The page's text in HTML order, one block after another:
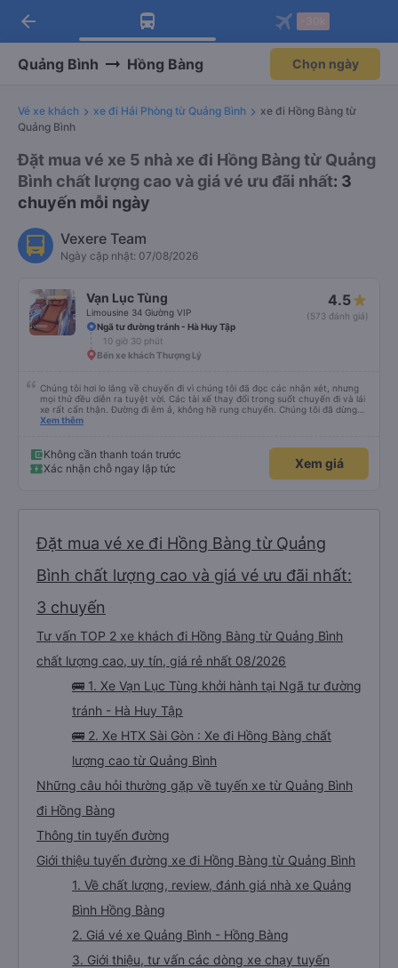
Tải app Vexere ngay!
Nhận ưu đãi thành viên độc
Mở app
Tải app Vexere
-30k/ghế khi đặt vé máy bay qua
Mở app
arrow_back
Quảng Bình Hồng Bàng Chọn ngày
Vé xe khách xe đi Hải Phòng từ Quảng Bình
xe đi Hồng Bàng từ
Quảng Bình
Đặt mua vé xe 5 nhà xe đi Hồng Bàng từ Quảng
Bình chất lượng cao và giá vé ưu đãi nhất: 3
chuyến mỗi ngày
Vexere Team
Ngày cập nhật: 07/08/2026
Vạn Lục Tùng
Limousine 34 Giường VIP
4.5
(573 đánh giá)
Ngã tư đường tránh - Hà Huy Tập
10 giờ 30 phút
Bến xe khách Thượng Lý
Chúng tôi hơi lo lắng về chuyến đi vì chúng tôi đã đọc các nhận xét, nhưng
mọi thứ đều diễn ra tuyệt vời. Các tài xế thay đổi trong suốt chuyến đi và lái
xe rất cẩn thận. Đường đi êm ả, không hề rung chuyển. Chúng tôi đã dừng
đủ số lần để đi vệ sinh và dừng lại để ăn tối. Nhìn chung, ghế ngồi có thể hơi
Xem thêm
Không cần thanh toán trước
Xác nhận chỗ ngay lập tức
Xem giá
Đặt mua vé xe đi Hồng Bàng từ Quảng
Bình chất lượng cao và giá vé ưu đãi nhất:
3 chuyến
Tư vấn TOP 2 xe khách đi Hồng Bàng từ Quảng Bình
chất lượng cao, uy tín, giá rẻ nhất 08/2026
🚌 1. Xe Vạn Lục Tùng khởi hành tại Ngã tư đường
tránh - Hà Huy Tập
🚌 2. Xe HTX Sài Gòn : Xe đi Hồng Bàng chất
lượng cao từ Quảng Bình
Những câu hỏi thường gặp về tuyến xe từ Quảng Bình
đi Hồng Bàng
Thông tin tuyến đường
Giới thiệu tuyến đường xe đi Hồng Bàng từ Quảng Bình
1. Về chất lượng, review, đánh giá nhà xe Quảng
Bình Hồng Bàng
2. Giá vé xe Quảng Bình - Hồng Bàng
3. Giới thiệu, tư vấn các dòng xe chạy tuyến